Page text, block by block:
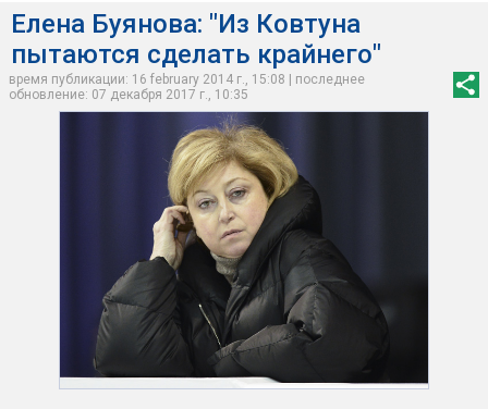
Елена Буянова: "Из Ковтуна
пытаются сделать крайнего"
время публикации: 16 february 2014 г., 15:08 | последнее
обновление: 07 декабря 2017 г., 10:35